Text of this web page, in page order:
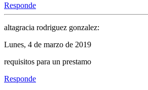
Responde
altagracia rodriguez gonzalez:
Lunes, 4 de marzo de 2019
requisitos para un prestamo
Responde